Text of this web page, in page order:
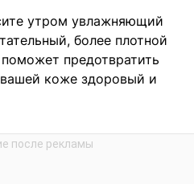
утром увлажняющий
более плотной
предотвратить
коже здоровый и